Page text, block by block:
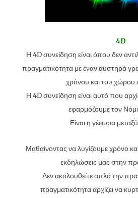
4D
Η 4D συνείδηση ​​είναι όπου δεν
πραγματικότητα με έναν αυστηρά
χρόνου και του χώρου
Η 4D συνείδηση ​​είναι αυτό που
εφαρμόζουμε τον
Είναι η γέφυρα
Μαθαίνοντας να λυγίζουμε χρόνο
εκδηλώσεις μας στην
Δεν ακολουθείτε απλά την
πραγματικότητα αρχίζει να